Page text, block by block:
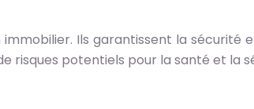
Ils garantissent la
risques potentiels pour la santé et la